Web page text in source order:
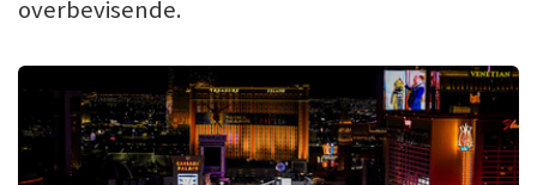
overbevisende.